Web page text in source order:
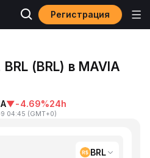
Регистрация
(BRL) в MAVIA
▼-4.69%24h
04:45 (GMT+0)
BRL